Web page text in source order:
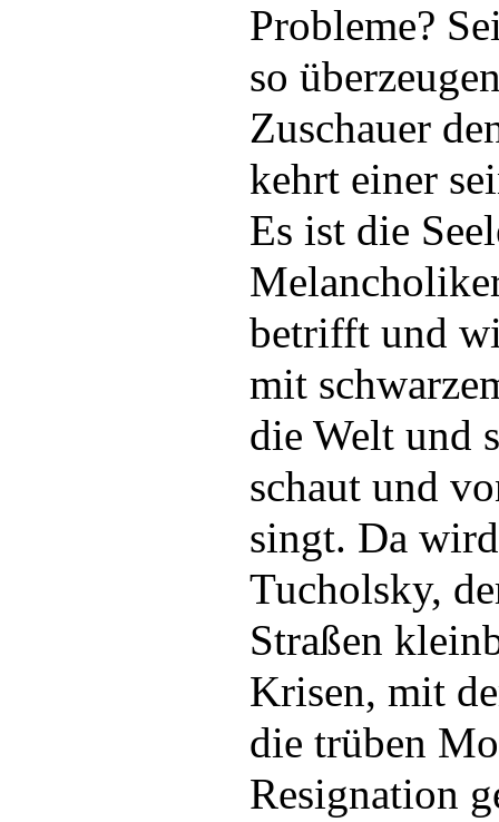
Probleme?
so
Zuschauer
kehrt einer
Es ist die
betrifft und
mit
die Welt und
schaut und
singt. Da
Tucholsky,
Straßen
Krisen, mit
die trüben
Resignation